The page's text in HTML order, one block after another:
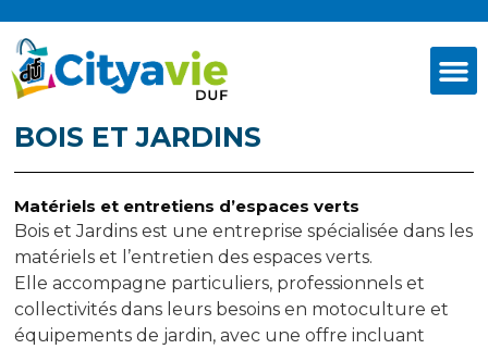
BOIS ET JARDINS
Matériels et entretiens d’espaces verts
Bois et Jardins est une entreprise spécialisée dans les
matériels et l’entretien des espaces verts.
Elle accompagne particuliers, professionnels et
collectivités dans leurs besoins en motoculture et
équipements de jardin, avec une offre incluant